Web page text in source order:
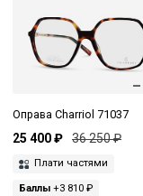
Оправа Charriol 71037
25 400 ₽ 36 250 ₽
Плати частями
Баллы +3 810 ₽